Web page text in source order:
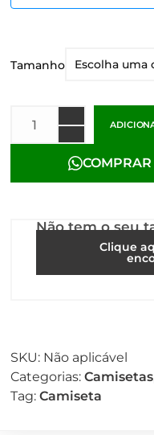
Tamanho
Não tem o seu
Clique
SKU: Não aplicável
Categorias: Camisetas
Tag: Camiseta